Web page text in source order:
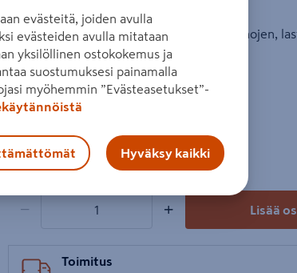
Sini Aterinteline helpottaa aterimien, kauhojen,
ja kuivattamista.
Lue koko tuotekuvaus
10,90€/kpl
10,90 € / kpl
1 tuotetta
−
Määrä
+ Lisää
Toimitus
evästeitä, joiden avulla
evästeiden avulla mitataan
yksilöllinen ostokokemus ja
suostumuksesi painamalla
myöhemmin ”Evästeasetukset”-
Hyväksy kaikki